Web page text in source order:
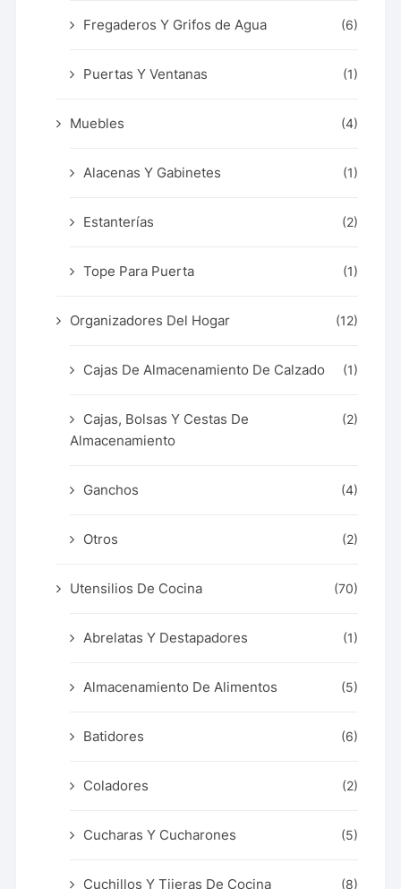
Fregaderos Y Grifos de Agua (6)
Puertas Y Ventanas (1)
Muebles (4)
Alacenas Y Gabinetes (1)
Estanterías (2)
Tope Para Puerta (1)
Organizadores Del Hogar (12)
Cajas De Almacenamiento De Calzado (1)
Cajas, Bolsas Y Cestas De
Almacenamiento
(2)
Ganchos (4)
Otros (2)
Utensilios De Cocina (70)
Abrelatas Y Destapadores (1)
Almacenamiento De Alimentos (5)
Batidores (6)
Coladores (2)
Cucharas Y Cucharones (5)
Cuchillos Y Tijeras De Cocina (8)